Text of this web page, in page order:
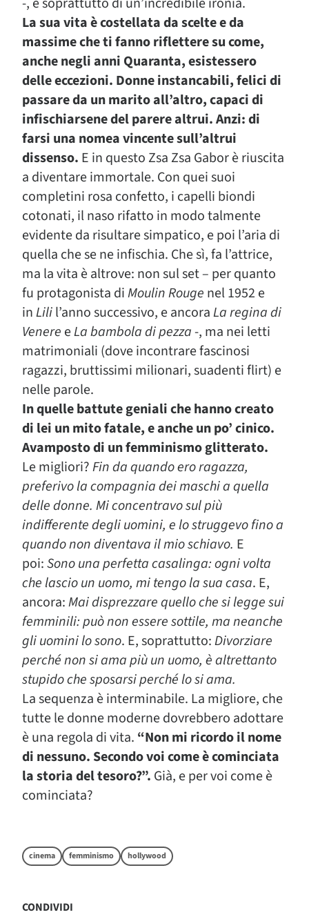
La sua vita è costellata da scelte e da
massime che ti fanno riflettere su come,
anche negli anni Quaranta, esistessero
delle eccezioni. Donne instancabili, felici di
passare da un marito all’altro, capaci di
infischiarsene del parere altrui. Anzi: di
farsi una nomea vincente sull’altrui
dissenso. E in questo Zsa Zsa Gabor è riuscita
a diventare immortale. Con quei suoi
completini rosa confetto, i capelli biondi
cotonati, il naso rifatto in modo talmente
evidente da risultare simpatico, e poi l’aria di
quella che se ne infischia. Che sì, fa l’attrice,
ma la vita è altrove: non sul set – per quanto
fu protagonista diMoulin Rouge nel 1952 e
inLilil’anno successivo, e ancoraLa regina di
Venere eLa bambola di pezza-, ma nei letti
matrimoniali (dove incontrare fascinosi
ragazzi, bruttissimi milionari, suadenti flirt) e
nelle parole.
In quelle battute geniali che hanno creato
di lei un mito fatale, e anche un po’ cinico.
Avamposto di un femminismo glitterato.
Le migliori?Fin da quando ero ragazza,
preferivo la compagnia dei maschi a quella
delle donne. Mi concentravo sul più
indifferente degli uomini, e lo struggevo fino a
quando non diventava il mio schiavo. E
poi:Sono una perfetta casalinga: ogni volta
che lascio un uomo, mi tengo la sua casa. E,
ancora:Mai disprezzare quello che si legge sui
femminili: può non essere sottile, ma neanche
gli uomini lo sono. E, soprattutto:Divorziare
perché non si ama più un uomo, è altrettanto
stupido che sposarsi perché lo si ama.
La sequenza è interminabile. La migliore, che
tutte le donne moderne dovrebbero adottare
è una regola di vita. “Non mi ricordo il nome
di nessuno. Secondo voi come è cominciata
la storia del tesoro?”. Già, e per voi come è
cominciata?
cinema femminismo hollywood
CONDIVIDI